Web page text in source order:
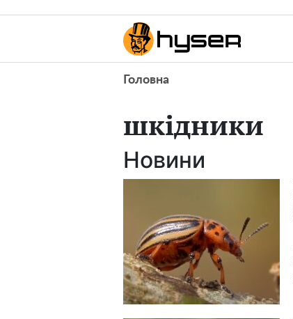
Головна
шкідники
Новини